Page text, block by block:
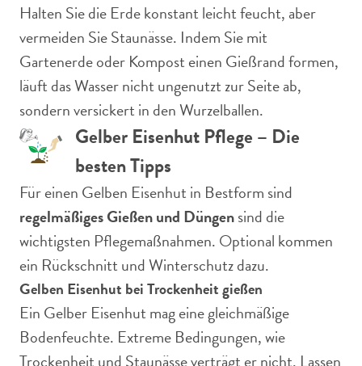
Halten Sie die Erde konstant leicht feucht, aber
vermeiden Sie Staunässe. Indem Sie mit
Gartenerde oder Kompost einen Gießrand formen,
läuft das Wasser nicht ungenutzt zur Seite ab,
sondern versickert in den Wurzelballen.
Gelber Eisenhut Pflege – Die
besten Tipps
Für einen Gelben Eisenhut in Bestform sind
regelmäßiges Gießen und Düngensind die
wichtigsten Pflegemaßnahmen. Optional kommen
ein Rückschnitt und Winterschutz dazu.
Gelben Eisenhut bei Trockenheit gießen
Ein Gelber Eisenhut mag eine gleichmäßige
Bodenfeuchte. Extreme Bedingungen, wie
Trockenheit und Staunässe verträgt er nicht. Lassen